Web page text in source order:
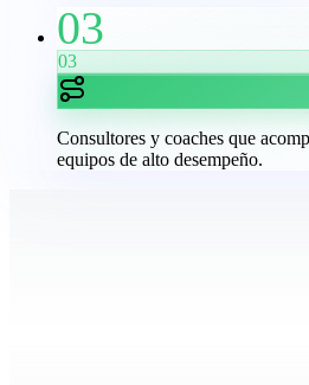
03
03
Consultores y coaches que
equipos de alto desempeño.